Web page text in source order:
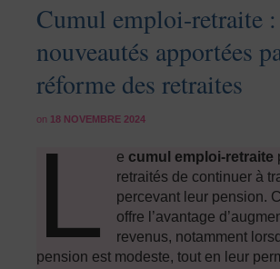
Cumul emploi-retraite
nouveautés apportées
réforme des retraites
on 18 NOVEMBRE 2024
L e cumul emploi-retraite
retraités de continuer à
percevant leur pension.
offre l’avantage
revenus, notamment
pension est modeste, tout en leur